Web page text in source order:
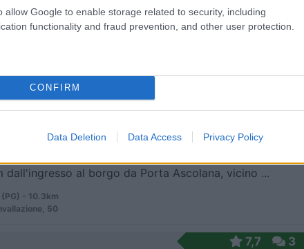
allow Google to enable storage related to security, including
functionality and fraud prevention, and other user protection.
CONFIRM
Data Deletion Data Access Privacy Policy
- 10.1km
Posizione
dall'ingresso al borgo da Porta Ascolana, vicino ...
- 10.3km
50
7,7 3